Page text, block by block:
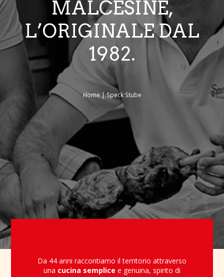
MALCESINE,
L’ORIGINALE DAL
1982.
Home Speck Stube
Da 44 anni raccontiamo il territorio attraverso
una cucina semplice e genuina, spirito di